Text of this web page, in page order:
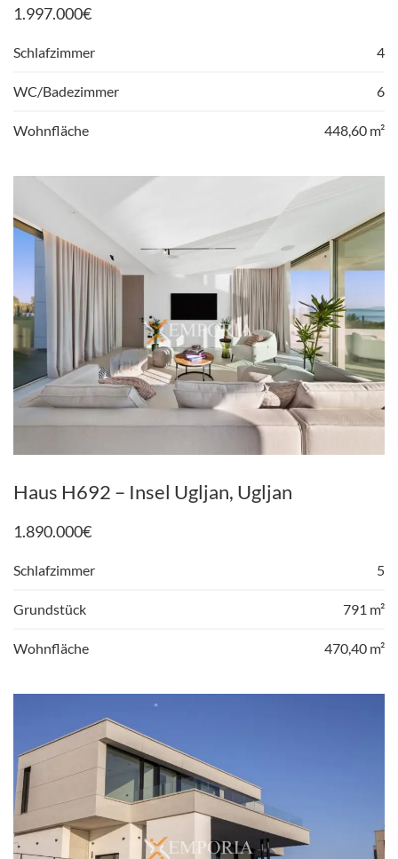
1.997.000€
Schlafzimmer 4
WC/Badezimmer 6
Wohnfläche 448,60 m²
Haus H692 – Insel Ugljan, Ugljan
1.890.000€
Schlafzimmer 5
Grundstück 791 m²
Wohnfläche 470,40 m²